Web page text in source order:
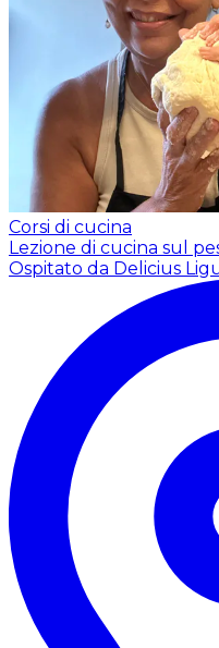
Corsi di cucina
Lezione di cucina sul
Ospitato da Delicius